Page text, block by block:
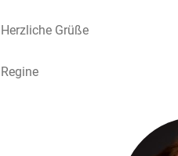
Herzliche Grüße
Regine